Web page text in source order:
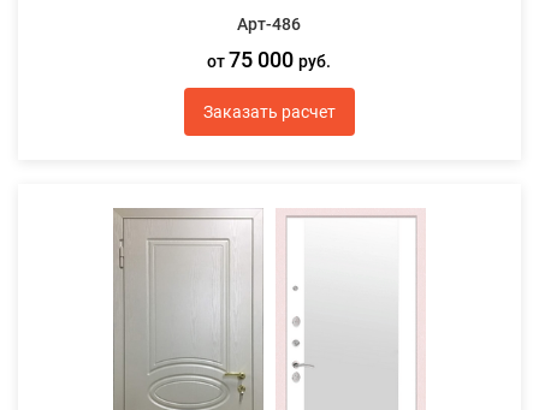
Арт-486
от 75 000руб.
Заказать расчет